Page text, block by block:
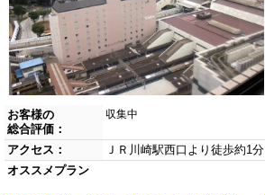
お客様の
総合評価：
収集中
アクセス：
ＪＲ川崎駅西口より徒歩約1分
オススメプラン